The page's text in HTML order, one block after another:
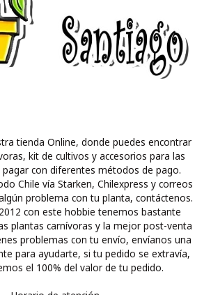
tienda Online, donde puedes encontrar
kit de cultivos y accesorios para las
con diferentes métodos de pago.
Chile vía Starken, Chilexpress y correos
problema con tu planta, contáctenos.
con este hobbie tenemos bastante
plantas carnívoras y la mejor post-venta
problemas con tu envío, envíanos una
para ayudarte, si tu pedido se extravía,
el 100% del valor de tu pedido.